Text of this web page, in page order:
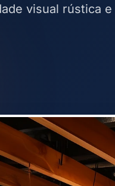
visual rústica